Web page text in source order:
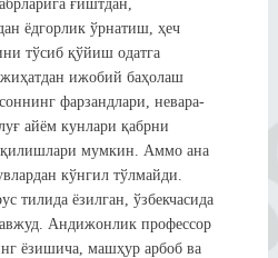
ғиштдан,
ёдгорлик ўрнатиш, ҳеч
тўсиб қўйиш одатга
ижобий баҳолаш
фарзандлари, невара-
айём кунлари қабрни
қилишлари мумкин. Аммо ана
кўнгил тўлмайди.
тилида ёзилган, ўзбекчасида
Андижонлик профессор
ёзишича, машҳур арбоб ва